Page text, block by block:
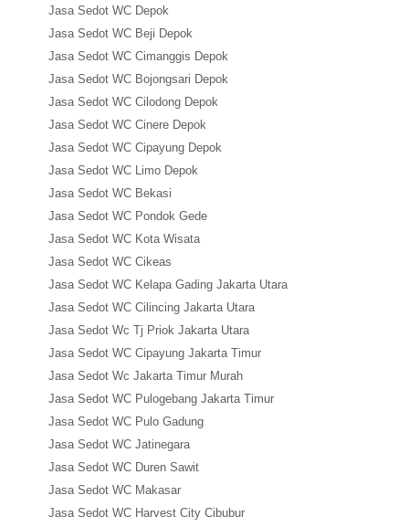
Jasa Sedot WC Depok
Jasa Sedot WC Beji Depok
Jasa Sedot WC Cimanggis Depok
Jasa Sedot WC Bojongsari Depok
Jasa Sedot WC Cilodong Depok
Jasa Sedot WC Cinere Depok
Jasa Sedot WC Cipayung Depok
Jasa Sedot WC Limo Depok
Jasa Sedot WC Bekasi
Jasa Sedot WC Pondok Gede
Jasa Sedot WC Kota Wisata
Jasa Sedot WC Cikeas
Jasa Sedot WC Kelapa Gading Jakarta Utara
Jasa Sedot WC Cilincing Jakarta Utara
Jasa Sedot Wc Tj Priok Jakarta Utara
Jasa Sedot WC Cipayung Jakarta Timur
Jasa Sedot Wc Jakarta Timur Murah
Jasa Sedot WC Pulogebang Jakarta Timur
Jasa Sedot WC Pulo Gadung
Jasa Sedot WC Jatinegara
Jasa Sedot WC Duren Sawit
Jasa Sedot WC Makasar
Jasa Sedot WC Harvest City Cibubur